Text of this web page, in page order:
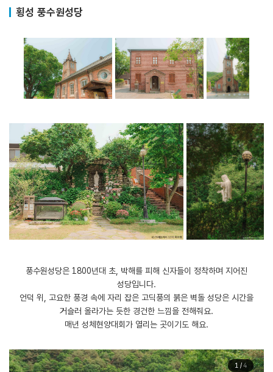
횡성 풍수원성당
​풍수원성당은 1800년대 초, 박해를 피해 신자들이 정착하며 지어진
성당입니다.
언덕 위, 고요한 풍경 속에 자리 잡은 고딕풍의 붉은 벽돌 성당은 시간을
거슬러 올라가는 듯한 경건한 느낌을 전해줘요.
매년 성체현양대회가 열리는 곳이기도 해요.
1 /4